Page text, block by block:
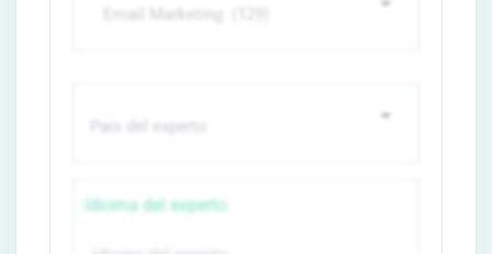
Idioma del experto